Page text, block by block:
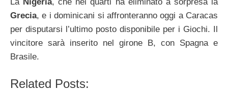
Grecia, e i dominicani si affronteranno oggi a Caracas
per disputarsi l’ultimo posto disponibile per i Giochi. Il
vincitore sarà inserito nel girone B, con Spagna e
Brasile.
Related Posts: